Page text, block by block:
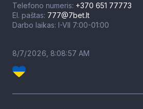
Telefono numeris: +370 651 77773
El. paštas: 777@7bet.lt
Darbo laikas: I-VII 7:00-01:00
8/7/2026, 8:08:58 AM